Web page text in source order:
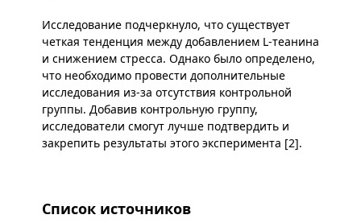
Исследование подчеркнуло, что существует
четкая тенденция между добавлением L-теанина
и снижением стресса. Однако было определено,
что необходимо провести дополнительные
исследования из-за отсутствия контрольной
группы. Добавив контрольную группу,
исследователи смогут лучше подтвердить и
закрепить результаты этого эксперимента [2].
Список источников